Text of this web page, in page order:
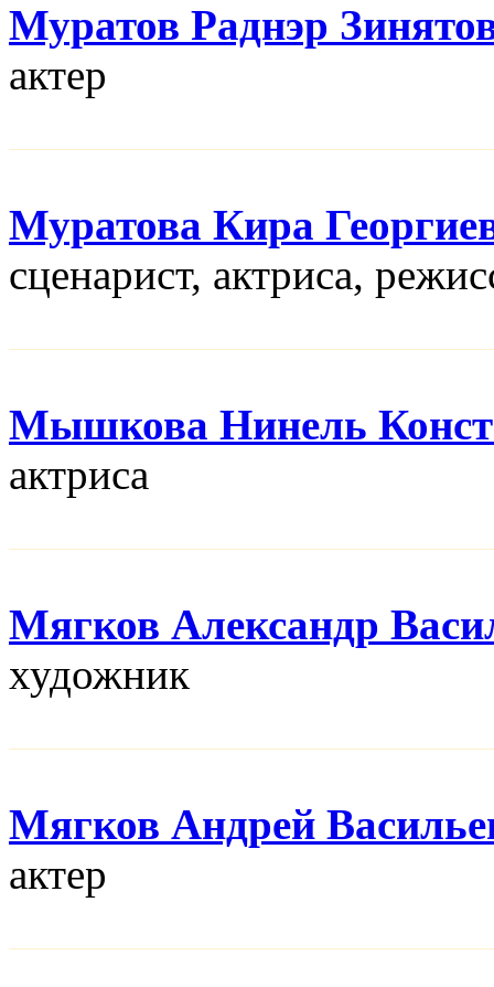
Муратов Раднэр
актер
Муратова Кира
сценарист, актриса,
Мышкова Нинель
актриса
Мягков Александр
художник
Мягков Андрей
актер